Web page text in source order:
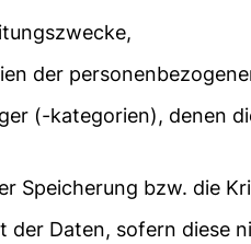
der
(-kategorien), denen
Speicherung bzw. die
der Daten, sofern diese